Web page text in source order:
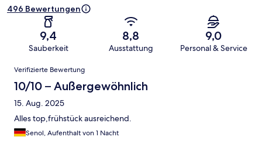
496 Bewertungen
9,4
Sauberkeit
8,8
Ausstattung
9,0
Personal & Service
Bewertungen
Verifizierte Bewertung
10/10 – Außergewöhnlich
15. Aug. 2025
Alles top,frühstück ausreichend.
Senol, Aufenthalt von 1 Nacht